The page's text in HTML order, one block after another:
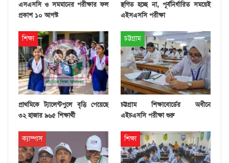
এসএসসি ও সমমানের পরীক্ষার ফল
প্রকাশ ১০ আগস্ট
স্থগিত হচ্ছে না, পূর্বনির্ধারিত সময়েই
এইসএসসি পরীক্ষা
শিক্ষা
প্রাথমিকে ট্যালেন্টপুলে বৃত্তি পেয়েছে
৩২ হাজার ৯৬৫ শিক্ষার্থী
চট্টগ্রাম
চট্টগ্রাম শিক্ষাবোর্ডের অধীনে
এইচএসসি পরীক্ষা শুরু
ক্যাম্পাস শিক্ষা